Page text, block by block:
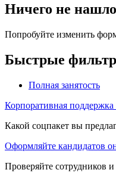
Ничего не
Попробуйте изменить
Быстрые
Полная занятость
Корпоративная поддержка
Какой соцпакет вы
Оформляйте кандидатов
Проверяйте сотрудников